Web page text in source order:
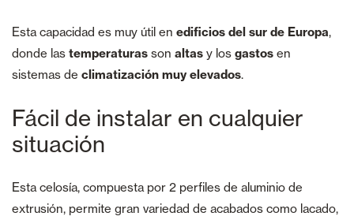
Esta capacidad es muy útil en edificios del sur de Europa,
donde las temperaturas son altas y los gastos en
sistemas de climatización muy elevados.
Fácil de instalar en cualquier
situación
Esta celosía, compuesta por 2 perfiles de aluminio de
extrusión, permite gran variedad de acabados como lacado,